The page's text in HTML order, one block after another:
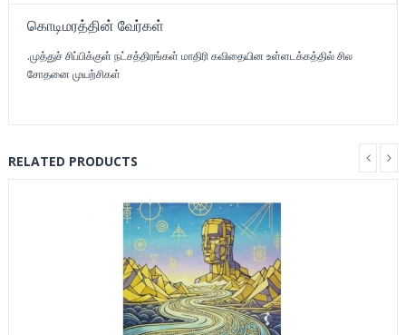
கொடிமரத்தின் வேர்கள்
.முத்துச் சிப்பிக்குள் நட்சத்திரங்கள் மாதிரி கவிதையின உள்ளடக்கத்தில் சில
சோதனை முயற்சிகள்
RELATED PRODUCTS